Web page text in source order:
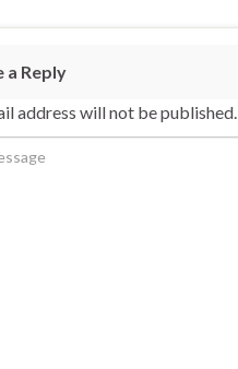
a Reply
address will not be published.